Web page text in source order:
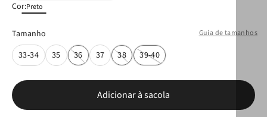
Cor:Preto
Guia de tamanhos
Tamanho
33-34
35 36 37 38 39-40
Adicionar à sacola